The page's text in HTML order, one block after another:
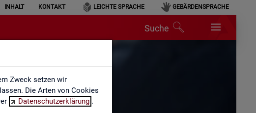
Zweck setzen wir
Die Arten von Cookies
Datenschutzerklärung .
INHALT KONTAKT LEICHTE SPRACHE GEBÄRDENSPRACHE
Suche